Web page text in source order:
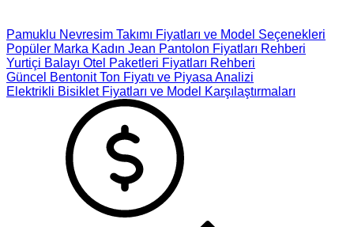
Pamuklu Nevresim Takımı Fiyatları ve Model Seçenekleri
Popüler Marka Kadın Jean Pantolon Fiyatları Rehberi
Yurtiçi Balayı Otel Paketleri Fiyatları Rehberi
Güncel Bentonit Ton Fiyatı ve Piyasa Analizi
Elektrikli Bisiklet Fiyatları ve Model Karşılaştırmaları